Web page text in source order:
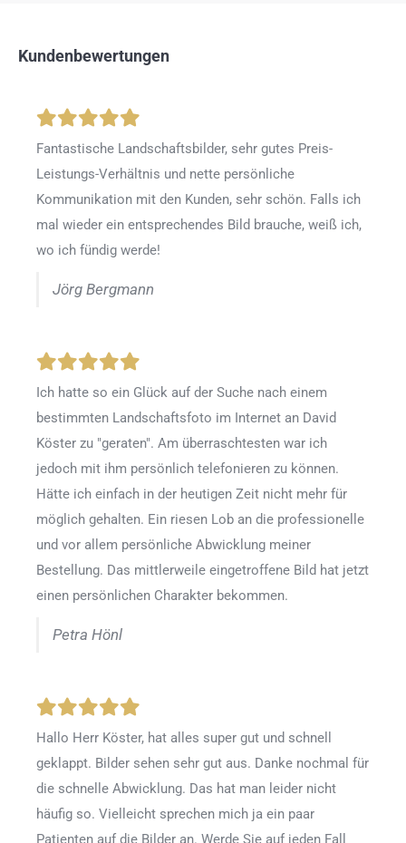
Kundenbewertungen
Fantastische Landschaftsbilder, sehr gutes Preis-
Leistungs-Verhältnis und nette persönliche
Kommunikation mit den Kunden, sehr schön. Falls ich
mal wieder ein entsprechendes Bild brauche, weiß ich,
wo ich fündig werde!
Jörg Bergmann
Ich hatte so ein Glück auf der Suche nach einem
bestimmten Landschaftsfoto im Internet an David
Köster zu "geraten". Am überraschtesten war ich
jedoch mit ihm persönlich telefonieren zu können.
Hätte ich einfach in der heutigen Zeit nicht mehr für
möglich gehalten. Ein riesen Lob an die professionelle
und vor allem persönliche Abwicklung meiner
Bestellung. Das mittlerweile eingetroffene Bild hat jetzt
einen persönlichen Charakter bekommen.
Petra Hönl
Hallo Herr Köster, hat alles super gut und schnell
geklappt. Bilder sehen sehr gut aus. Danke nochmal für
die schnelle Abwicklung. Das hat man leider nicht
häufig so. Vielleicht sprechen mich ja ein paar
Patienten auf die Bilder an. Werde Sie auf jeden Fall